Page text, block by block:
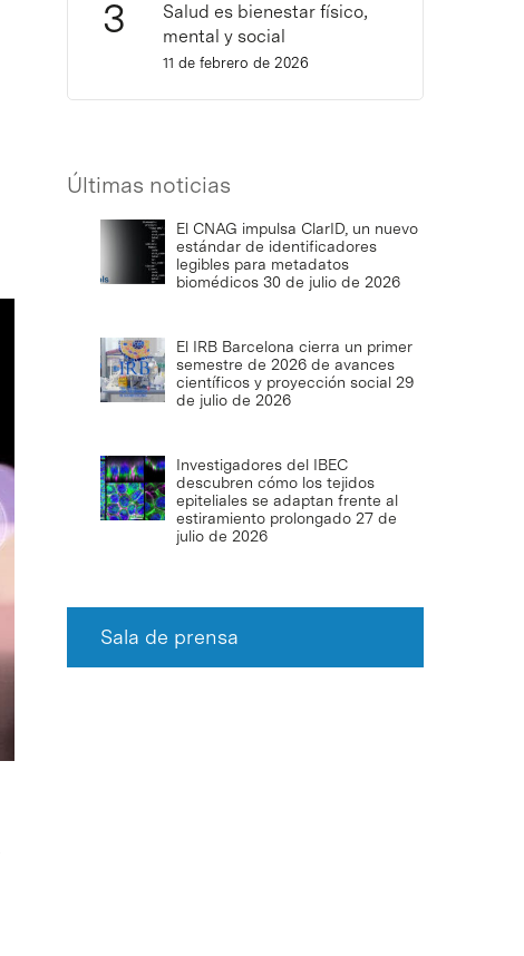
Salud es bienestar físico,
mental y social
11 de febrero de 2026
Últimas noticias
El CNAG impulsa ClarID, un nuevo
estándar de identificadores
legibles para metadatos
biomédicos 30 de julio de 2026
El IRB Barcelona cierra un primer
semestre de 2026 de avances
científicos y proyección social 29
de julio de 2026
Investigadores del IBEC
descubren cómo los tejidos
epiteliales se adaptan frente al
estiramiento prolongado 27 de
julio de 2026
Sala de prensa